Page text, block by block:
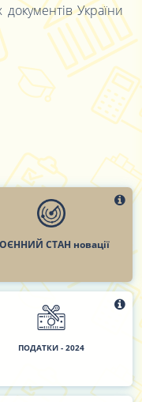
України
СТАН новації
ПОДАТКИ - 2024